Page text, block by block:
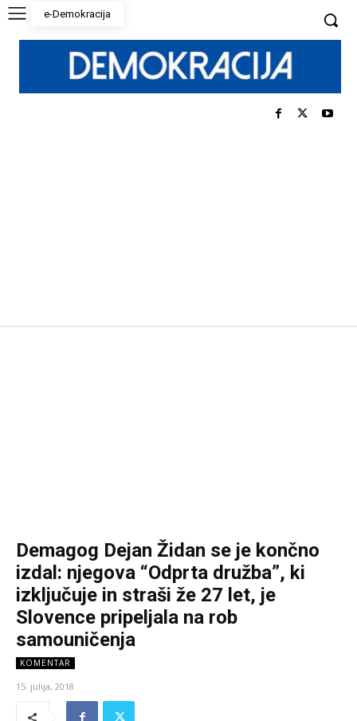
e-Demokracija
Demagog Dejan Židan se je končno
izdal: njegova “Odprta družba”, ki
izključuje in straši že 27 let, je
Slovence pripeljala na rob
samouničenja
KOMENTAR
15. julija, 2018